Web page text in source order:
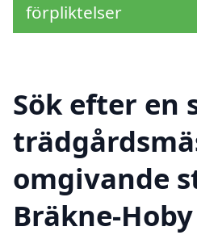
förpliktelser
Sök efter en
omgivande
Bräkne-Hoby